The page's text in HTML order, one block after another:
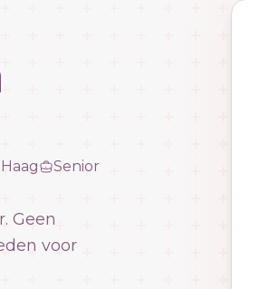
Senior
Geen
voor